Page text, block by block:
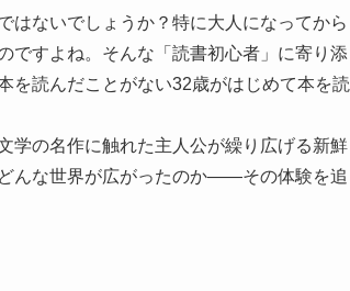
はないでしょうか？特に大人になってから
ですよね。そんな「読書初心者」に寄り添
を読んだことがない32歳がはじめて本を読
学の名作に触れた主人公が繰り広げる新鮮
んな世界が広がったのか――その体験を追